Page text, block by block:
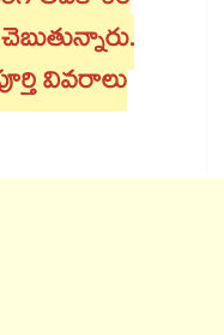
వివరాలు